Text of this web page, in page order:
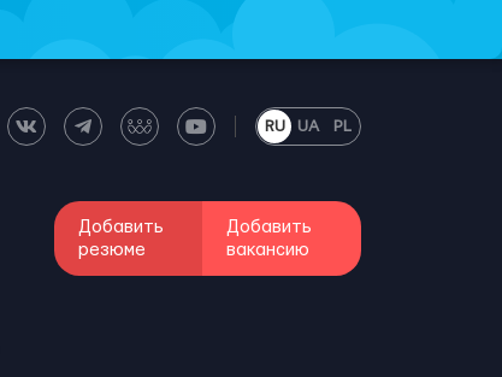
RU UA PL
Добавить
резюме
Добавить
вакансию